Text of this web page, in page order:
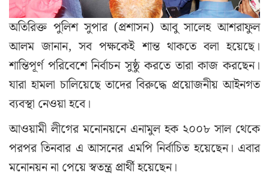
অতিরিক্ত পুলিশ সুপার (প্রশাসন) আবু সালেহ আশরাফুল
আলম জানান, সব পক্ষকেই শান্ত থাকতে বলা হয়েছে।
শান্তিপূর্ণ পরিবেশে নির্বাচন সুষ্ঠু করতে তারা কাজ করছেন।
যারা হামলা চালিয়েছে তাদের বিরুদ্ধে প্রয়োজনীয় আইনগত
ব্যবস্থা নেওয়া হবে।
আওয়ামী লীগের মনোনয়নে এনামুল হক ২০০৮ সাল থেকে
পরপর তিনবার এ আসনের এমপি নির্বাচিত হয়েছেন। এবার
মনোনয়ন না পেয়ে স্বতন্ত্র প্রার্থী হয়েছেন।